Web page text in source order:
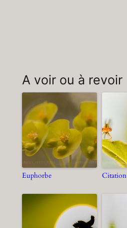
A voir ou à revoir
Euphorbe Citation